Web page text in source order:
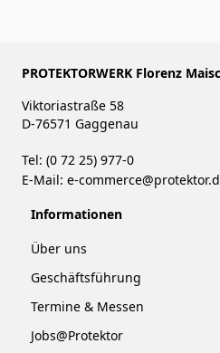
PROTEKTORWERK Florenz
Viktoriastraße 58
D-76571 Gaggenau
Tel: (0 72 25) 977-0
E-Mail: e-
Informationen
Über uns
Geschäftsführung
Termine & Messen
Jobs@Protektor